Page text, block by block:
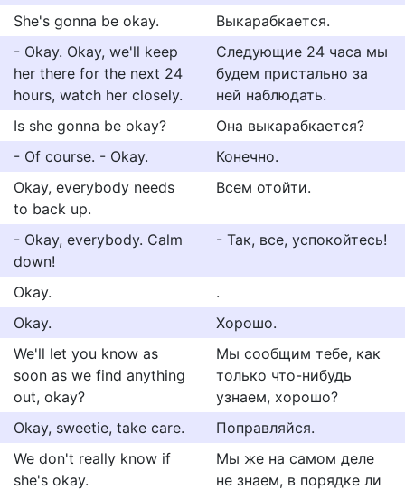
She's gonna be okay.
Выкарабкается.
- Okay. Okay, we'll keep
her there for the next 24
hours, watch her closely.
Следующие 24 часа мы
будем пристально за
ней наблюдать.
Is she gonna be okay?
Она выкарабкается?
- Of course. - Okay.
Конечно.
Okay, everybody needs
to back up.
Всем отойти.
- Okay, everybody. Calm
down!
- Так, все, успокойтесь!
Okay.
.
Okay.
Хорошо.
We'll let you know as
soon as we find anything
out, okay?
Мы сообщим тебе, как
только что-нибудь
узнаем, хорошо?
Okay, sweetie, take care.
Поправляйся.
We don't really know if
she's okay.
Мы же на самом деле
не знаем, в порядке ли